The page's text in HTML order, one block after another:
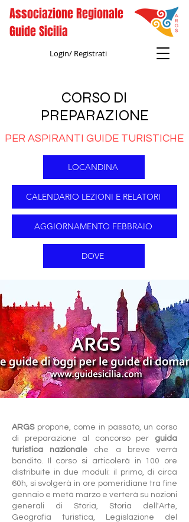
Associazione Regionale
Guide Sicilia
Login/ Registrati
CORSO DI
PREPARAZIONE
PER ASPIRANTI GUIDE TURISTICHE
LOCANDINA
CALENDARIO LEZIONI E RELATORI
AGGIORNAMENTO FEBBRAIO
DOVE
ARGS propone, come in passato, un corso
di preparazione al concorso per guida
turistica nazionale che a breve verrà
bandito. Il corso si articolerà in 100 ore
distribuite in due moduli: il primo, di circa
60h, si svolgerà in ore pomeridiane tra fine
gennaio e metà marzo e verterà su nozioni
generali di Storia, Storia dell'Arte,
Geografia turistica, Legislazione del